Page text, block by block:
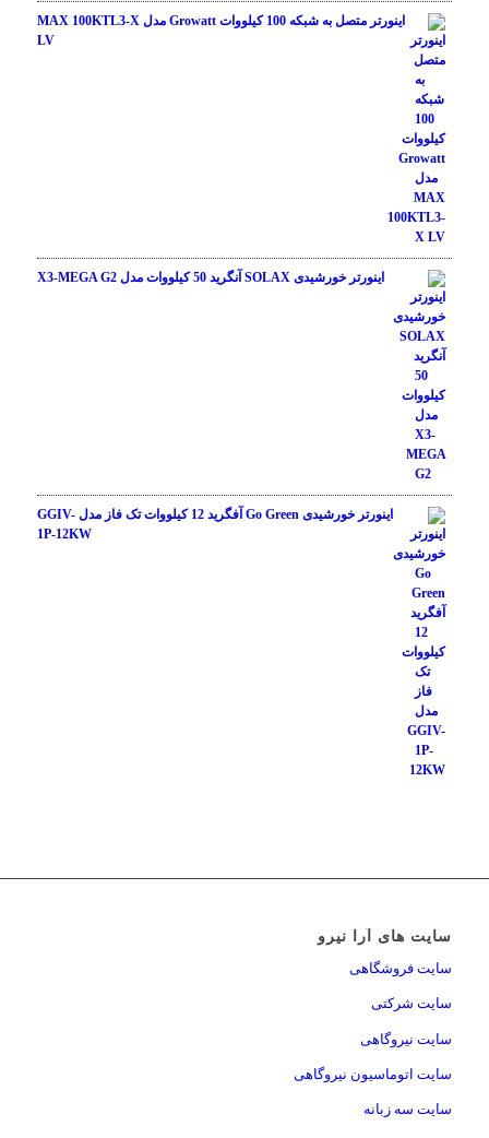
اینورتر متصل به شبکه 100 کیلووات Growatt مدل MAX 100KTL3-X
LV
اینورتر خورشیدی SOLAX آنگرید 50 کیلووات مدل X3-MEGA G2
اینورتر خورشیدی Go Green آفگرید 12 کیلووات تک فاز مدل GGIV-
1P-12KW
سایت های آرا نیرو
سایت فروشگاهی
سایت شرکتی
سایت نیروگاهی
سایت اتوماسیون نیروگاهی
سایت سه زبانه